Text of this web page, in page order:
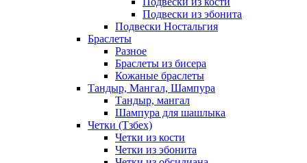
Подвески из эбонита
Подвески Ностальгия
Браслеты
Разное
Браслеты из бисера
Кожаные браслеты
Тандыр, Мангал, Шампура
Тандыр, мангал
Шампура для шашлыка
Четки (Тзбех)
Четки из кости
Четки из эбонита